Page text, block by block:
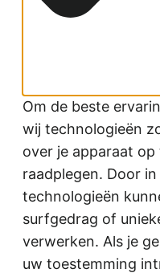
Om de beste
wij technologieën
over je apparaat
raadplegen. Door
technologieën
surfgedrag of
verwerken. Als je
uw toestemming